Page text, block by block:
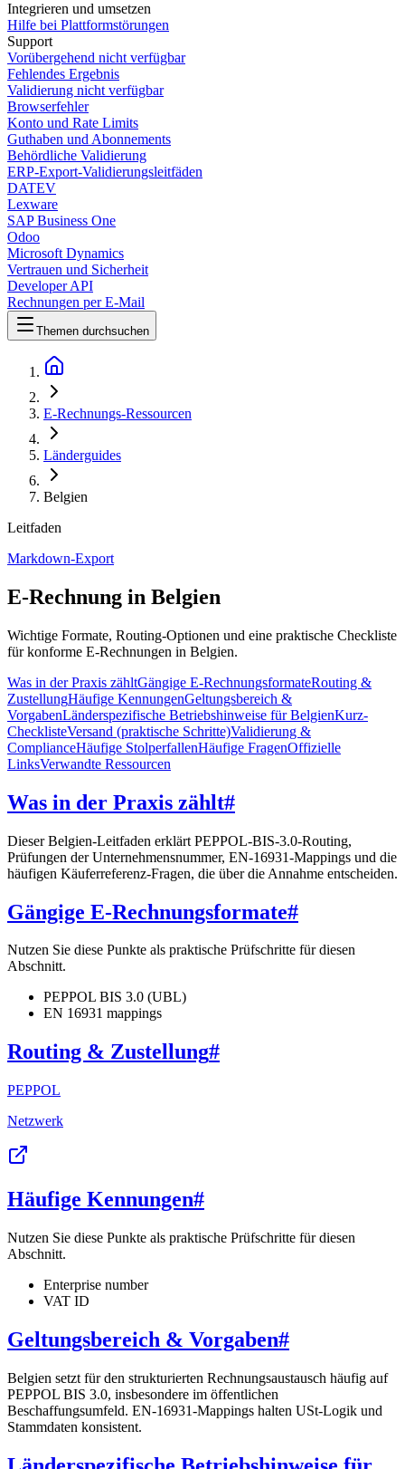
Integrieren und umsetzen
Hilfe bei Plattformstörungen
Support
Vorübergehend nicht verfügbar
Fehlendes Ergebnis
Validierung nicht verfügbar
Browserfehler
Konto und Rate Limits
Guthaben und Abonnements
Behördliche Validierung
ERP-Export-Validierungsleitfäden
DATEV
Lexware
SAP Business One
Odoo
Microsoft Dynamics
Vertrauen und Sicherheit
Developer API
Rechnungen per E-Mail
Themen durchsuchen
E-Rechnungs-Ressourcen
Länderguides
Belgien
Leitfaden
Markdown-Export
E-Rechnung in Belgien
Wichtige Formate, Routing-Optionen und eine praktische Checkliste
für konforme E-Rechnungen in Belgien.
Was in der Praxis zähltGängige E-RechnungsformateRouting &
ZustellungHäufige KennungenGeltungsbereich &
VorgabenLänderspezifische Betriebshinweise für BelgienKurz-
ChecklisteVersand (praktische Schritte)Validierung &
ComplianceHäufige StolperfallenHäufige FragenOffizielle
LinksVerwandte Ressourcen
Was in der Praxis zählt#
Dieser Belgien-Leitfaden erklärt PEPPOL-BIS-3.0-Routing,
Prüfungen der Unternehmensnummer, EN-16931-Mappings und die
häufigen Käuferreferenz-Fragen, die über die Annahme entscheiden.
Gängige E-Rechnungsformate#
Nutzen Sie diese Punkte als praktische Prüfschritte für diesen
Abschnitt.
PEPPOL BIS 3.0 (UBL)
EN 16931 mappings
Routing & Zustellung#
PEPPOL
Netzwerk
Häufige Kennungen#
Nutzen Sie diese Punkte als praktische Prüfschritte für diesen
Abschnitt.
Enterprise number
VAT ID
Geltungsbereich & Vorgaben#
Belgien setzt für den strukturierten Rechnungsaustausch häufig auf
PEPPOL BIS 3.0, insbesondere im öffentlichen
Beschaffungsumfeld. EN-16931-Mappings halten USt-Logik und
Stammdaten konsistent.